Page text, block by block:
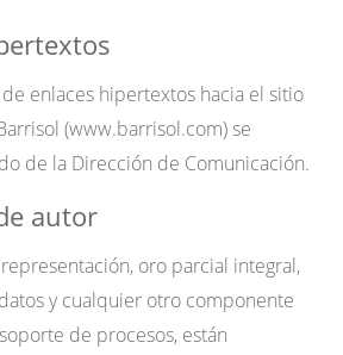
enlaces hipertextos hacia el sitio
(www.barrisol.com) se
de la Dirección de Comunicación.
autor
oro parcial integral,
y cualquier otro componente
de procesos, están